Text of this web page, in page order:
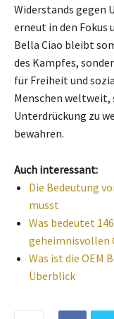
Widerstands gegen
erneut in den Fokus
Bella Ciao bleibt
des Kampfes,
für Freiheit und
Menschen weltweit,
Unterdrückung zu
bewahren.
Auch interessant:
Die Bedeutung
musst
Was bedeutet
geheimnisvollen
Was ist die OEM
Überblick